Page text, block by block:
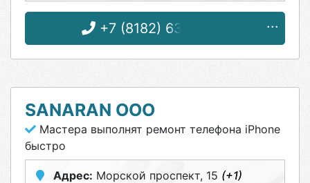
+7 (8182) 63-58-38
SANARAN ООО
Мастера выполнят ремонт телефона iPhone
быстро
Адрес: Морской проспект, 15 (+1)